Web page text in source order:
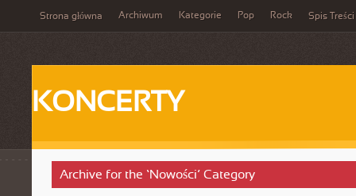
Strona główna Archiwum Kategorie Pop Rock Spis Treści
KONCERTY
Archive for the ‘Nowości’ Category